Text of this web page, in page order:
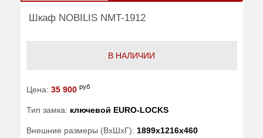
Шкаф NOBILIS NMT-1912
В НАЛИЧИИ
Цена: 35 900 руб
Тип замка: ключевой EURO-LOCKS
Внешние размеры (ВхШхГ): 1899x1216x460